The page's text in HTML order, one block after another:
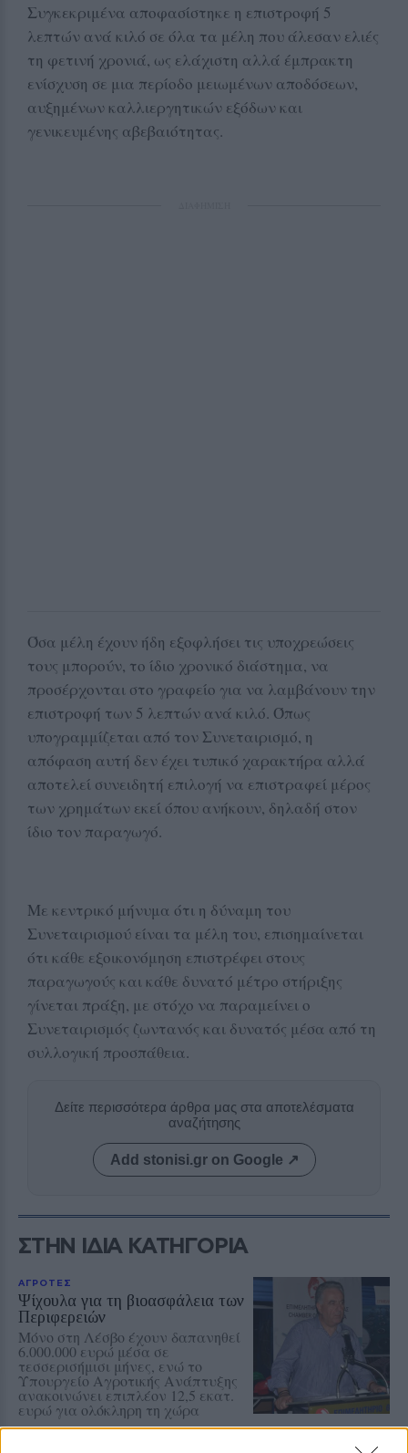
Συγκεκριμένα αποφασίστηκε η επιστροφή 5
λεπτών ανά κιλό σε όλα τα μέλη που άλεσαν ελιές
τη φετινή χρονιά, ως ελάχιστη αλλά έμπρακτη
ενίσχυση σε μια περίοδο μειωμένων αποδόσεων,
αυξημένων καλλιεργητικών εξόδων και
γενικευμένης αβεβαιότητας.
Όσα μέλη έχουν ήδη εξοφλήσει τις υποχρεώσεις
τους μπορούν, το ίδιο χρονικό διάστημα, να
προσέρχονται στο γραφείο για να λαμβάνουν την
επιστροφή των 5 λεπτών ανά κιλό. Όπως
υπογραμμίζεται από τον Συνεταιρισμό, η
απόφαση αυτή δεν έχει τυπικό χαρακτήρα αλλά
αποτελεί συνειδητή επιλογή να επιστραφεί μέρος
των χρημάτων εκεί όπου ανήκουν, δηλαδή στον
ίδιο τον παραγωγό.
Με κεντρικό μήνυμα ότι η δύναμη του
Συνεταιρισμού είναι τα μέλη του, επισημαίνεται
ότι κάθε εξοικονόμηση επιστρέφει στους
παραγωγούς και κάθε δυνατό μέτρο στήριξης
γίνεται πράξη, με στόχο να παραμείνει ο
Συνεταιρισμός ζωντανός και δυνατός μέσα από τη
συλλογική προσπάθεια.
Δείτε περισσότερα άρθρα μας στα αποτελέσματα
αναζήτησης
Add stonisi.gr on Google ↗
ΣΤΗΝ ΙΔΙΑ ΚΑΤΗΓΟΡΙΑ
ΑΓΡΟΤΕΣ
Ψίχουλα για τη βιοασφάλεια των
Περιφερειών
Μόνο στη Λέσβο έχουν δαπανηθεί
6.000.000 ευρώ μέσα σε
τεσσερισήμισι μήνες, ενώ το
Υπουργείο Αγροτικής Ανάπτυξης
ανακοινώνει επιπλέον 12,5 εκατ.
ευρώ για ολόκληρη τη χώρα